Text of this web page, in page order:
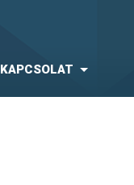
KAPCSOLAT